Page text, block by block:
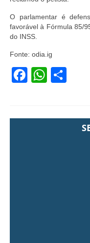
O parlamentar é
favorável à Fórmula 85/
do INSS.
Fonte: odia.ig
Facebook